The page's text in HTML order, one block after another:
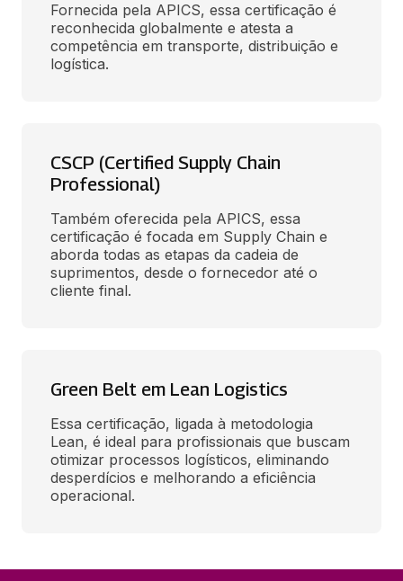
Fornecida pela APICS, essa certificação é
reconhecida globalmente e atesta a
competência em transporte, distribuição e
logística.
CSCP (Certified Supply Chain
Professional)
Também oferecida pela APICS, essa
certificação é focada em Supply Chain e
aborda todas as etapas da cadeia de
suprimentos, desde o fornecedor até o
cliente final.
Green Belt em Lean Logistics
Essa certificação, ligada à metodologia
Lean, é ideal para profissionais que buscam
otimizar processos logísticos, eliminando
desperdícios e melhorando a eficiência
operacional.